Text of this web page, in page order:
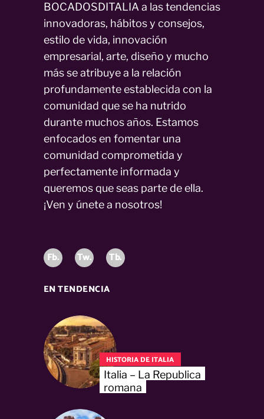
BOCADOSDITALIA a las tendencias
innovadoras, hábitos y consejos,
estilo de vida, innovación
empresarial, arte, diseño y mucho
más se atribuye a la relación
profundamente establecida con la
comunidad que se ha nutrido
durante muchos años. Estamos
enfocados en fomentar una
comunidad comprometida y
perfectamente informada y
queremos que seas parte de ella.
¡Ven y únete a nosotros!
Fb. Tw. Tb.
EN TENDENCIA
HISTORIA DE ITALIA
Italia – La Republica
romana